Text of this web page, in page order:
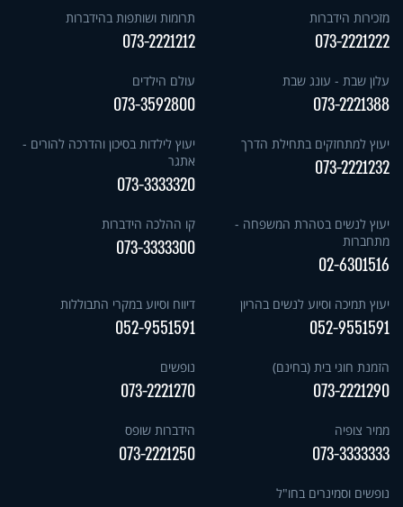
מזכירות הידברות
073-2221222
תרומות ושותפות בהידברות
073-2221212
עלון שבת - עונג שבת
073-2221388
עולם הילדים
073-3592800
יעוץ למתחזקים בתחילת הדרך
073-2221232
יעוץ לילדות בסיכון והדרכה להורים -
אתגר
073-3333320
יעוץ לנשים בטהרת המשפחה -
מתחברות
02-6301516
קו ההלכה הידברות
073-3333300
יעוץ תמיכה וסיוע לנשים בהריון
052-9551591
דיווח וסיוע במקרי התבוללות
052-9551591
הזמנת חוגי בית (בחינם)
073-2221290
נופשים
073-2221270
ממיר צופיה
073-3333333
הידברות שופס
073-2221250
נופשים וסמינרים בחו"ל